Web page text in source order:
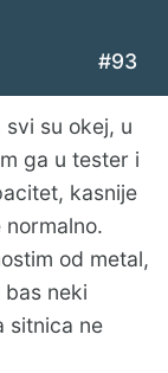
#93
su okej, u
ga u tester i
kasnije
od metal,
neki
sitnica ne